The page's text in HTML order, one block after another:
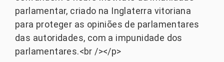
parlamentar, criado na Inglaterra vitoriana
para proteger as opiniões de parlamentares
das autoridades, com a impunidade dos
parlamentares.<br /></p>